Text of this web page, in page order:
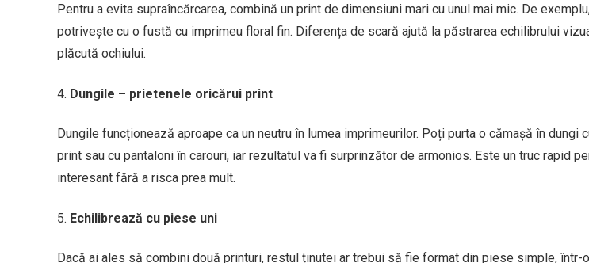
Pentru a evita supraîncărcarea, combină un print de dimensiuni mari cu unul mai mic. De
potrivește cu o fustă cu imprimeu floral fin. Diferența de scară ajută la păstrarea echilibrului
plăcută ochiului.
Dungile – prietenele oricărui print
Dungile funcționează aproape ca un neutru în lumea imprimeurilor. Poți purta o cămașă în dungi
print sau cu pantaloni în carouri, iar rezultatul va fi surprinzător de armonios. Este un truc rapid
interesant fără a risca prea mult.
Echilibrează cu piese uni
Dacă ai ales să combini două printuri, restul ținutei ar trebui să fie format din piese simple, într-